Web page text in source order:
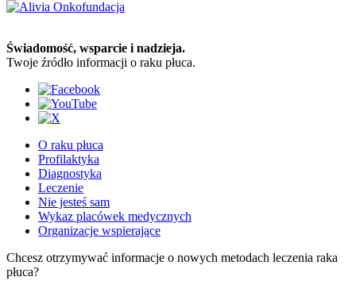
Świadomość, wsparcie i nadzieja.
Twoje źródło informacji o raku płuca.
O raku płuca
Profilaktyka
Diagnostyka
Leczenie
Nie jesteś sam
Wykaz placówek medycznych
Organizacje wspierające
Chcesz otrzymywać informacje o nowych metodach leczenia raka
płuca?